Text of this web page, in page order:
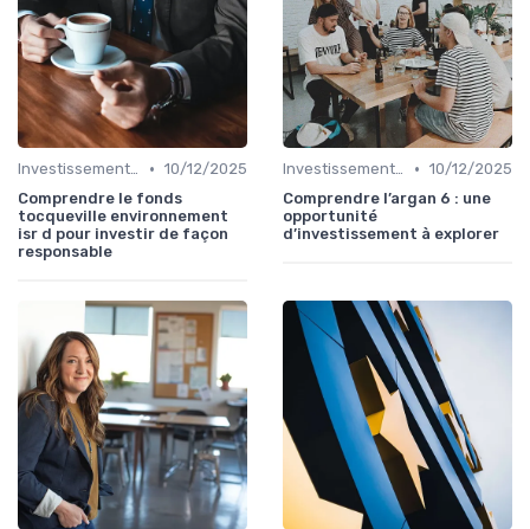
Investissements Écologiques et Durables • 10/12/2025
Comprendre le fonds
tocqueville environnement
isr d pour investir de façon
responsable
Investissements Écologiques et Durables • 10/12/2025
Comprendre l’argan 6 : une
opportunité
d’investissement à explorer